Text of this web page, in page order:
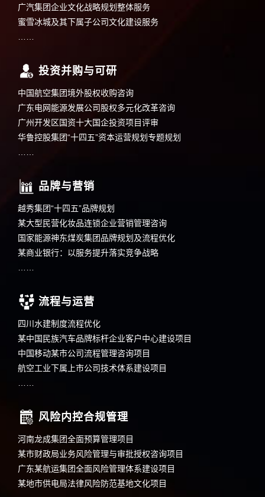
广汽集团企业文化战略规划整体服务
蜜雪冰城及其下属子公司文化建设服务
投资并购与可研
中国航空集团境外股权收购咨询
广东电网能源发展公司股权多元化改革咨询
广州开发区国资十大国企投资项目评审
华鲁控股集团“十四五”资本运营规划专题规划
品牌与营销
越秀集团“十四五”品牌规划
某大型民营化妆品连锁企业营销管理咨询
国家能源神东煤炭集团品牌规划及流程优化
某商业银行：以服务提升落实竞争战略
流程与运营
四川水建制度流程优化
某中国民族汽车品牌标杆企业客户中心建设项目
中国移动某市公司流程管理咨询项目
航空工业下属上市公司技术体系建设项目
风险内控合规管理
河南龙成集团全面预算管理项目
某市财政局业务风险管理与审批授权咨询项目
广东某航运集团全面风险管理体系建设项目
某地市供电局法律风险防范基地文化项目